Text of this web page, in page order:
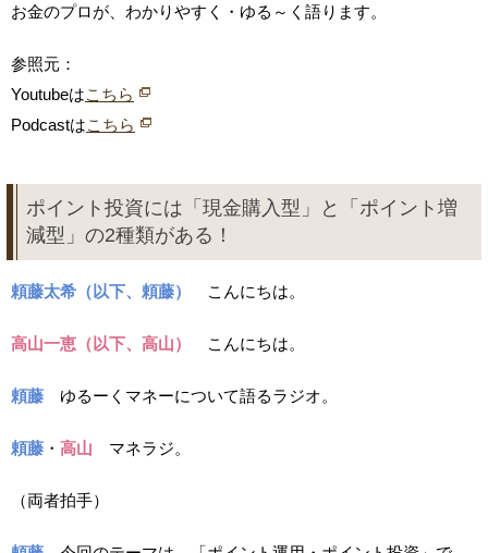
お金のプロが、わかりやすく・ゆる～く語ります。
参照元：
Youtubeはこちら
Podcastはこちら
ポイント投資には「現金購入型」と「ポイント増
減型」の2種類がある！
頼藤太希（以下、頼藤） こんにちは。
高山一恵（以下、高山） こんにちは。
頼藤 ゆるーくマネーについて語るラジオ。
頼藤 ・ 高山 マネラジ。
（両者拍手）